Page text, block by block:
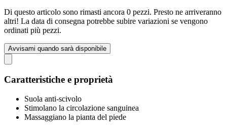
Di questo articolo sono rimasti ancora 0 pezzi. Presto ne arriveranno
altri! La data di consegna potrebbe subire variazioni se vengono
ordinati più pezzi.
Avvisami quando sarà disponibile
Caratteristiche e proprietà
Suola anti-scivolo
Stimolano la circolazione sanguinea
Massaggiano la pianta del piede